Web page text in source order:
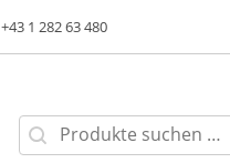
+43 1 282 63 480